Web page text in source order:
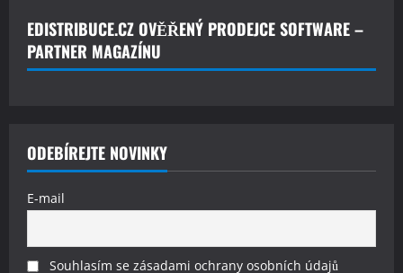
EDISTRIBUCE.CZ OVĚŘENÝ PRODEJCE SOFTWARE –
PARTNER MAGAZÍNU
ODEBÍREJTE NOVINKY
E-mail
Souhlasím se zásadami ochrany osobních údajů